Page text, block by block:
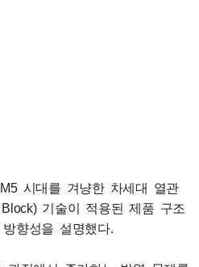
시대를 겨냥한 차세대 열관
기술이 적용된 제품 구조
향성을 설명했다.